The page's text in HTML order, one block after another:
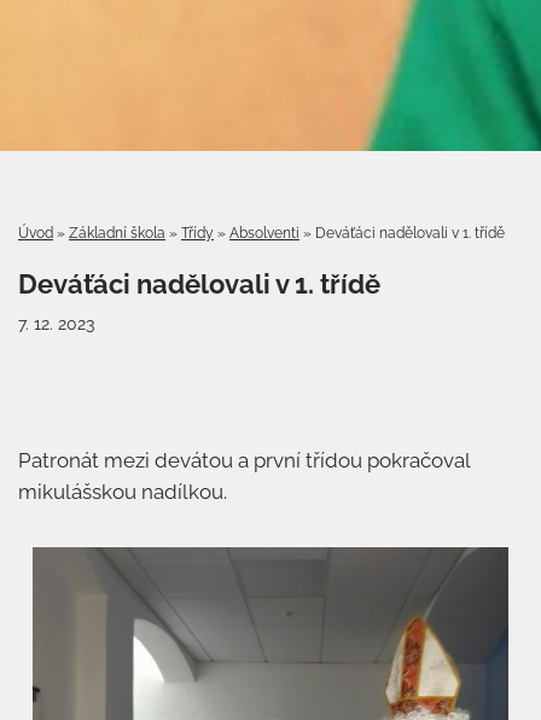
Úvod » Základní škola » Třídy » Absolventi » Deváťáci nadělovali v 1. třídě
Deváťáci nadělovali v 1. třídě
7. 12. 2023
Patronát mezi devátou a první třídou pokračoval
mikulášskou nadílkou.